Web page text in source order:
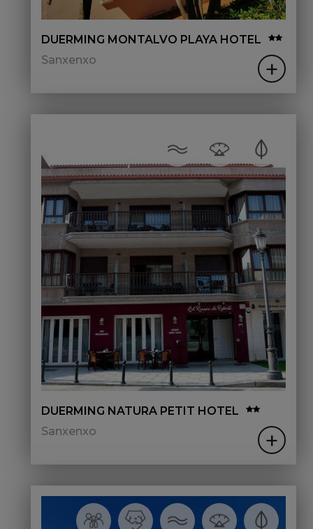
DUERMING MONTALVO PLAYA HOTEL
Sanxenxo
+
DUERMING NATURA PETIT HOTEL
Sanxenxo
+